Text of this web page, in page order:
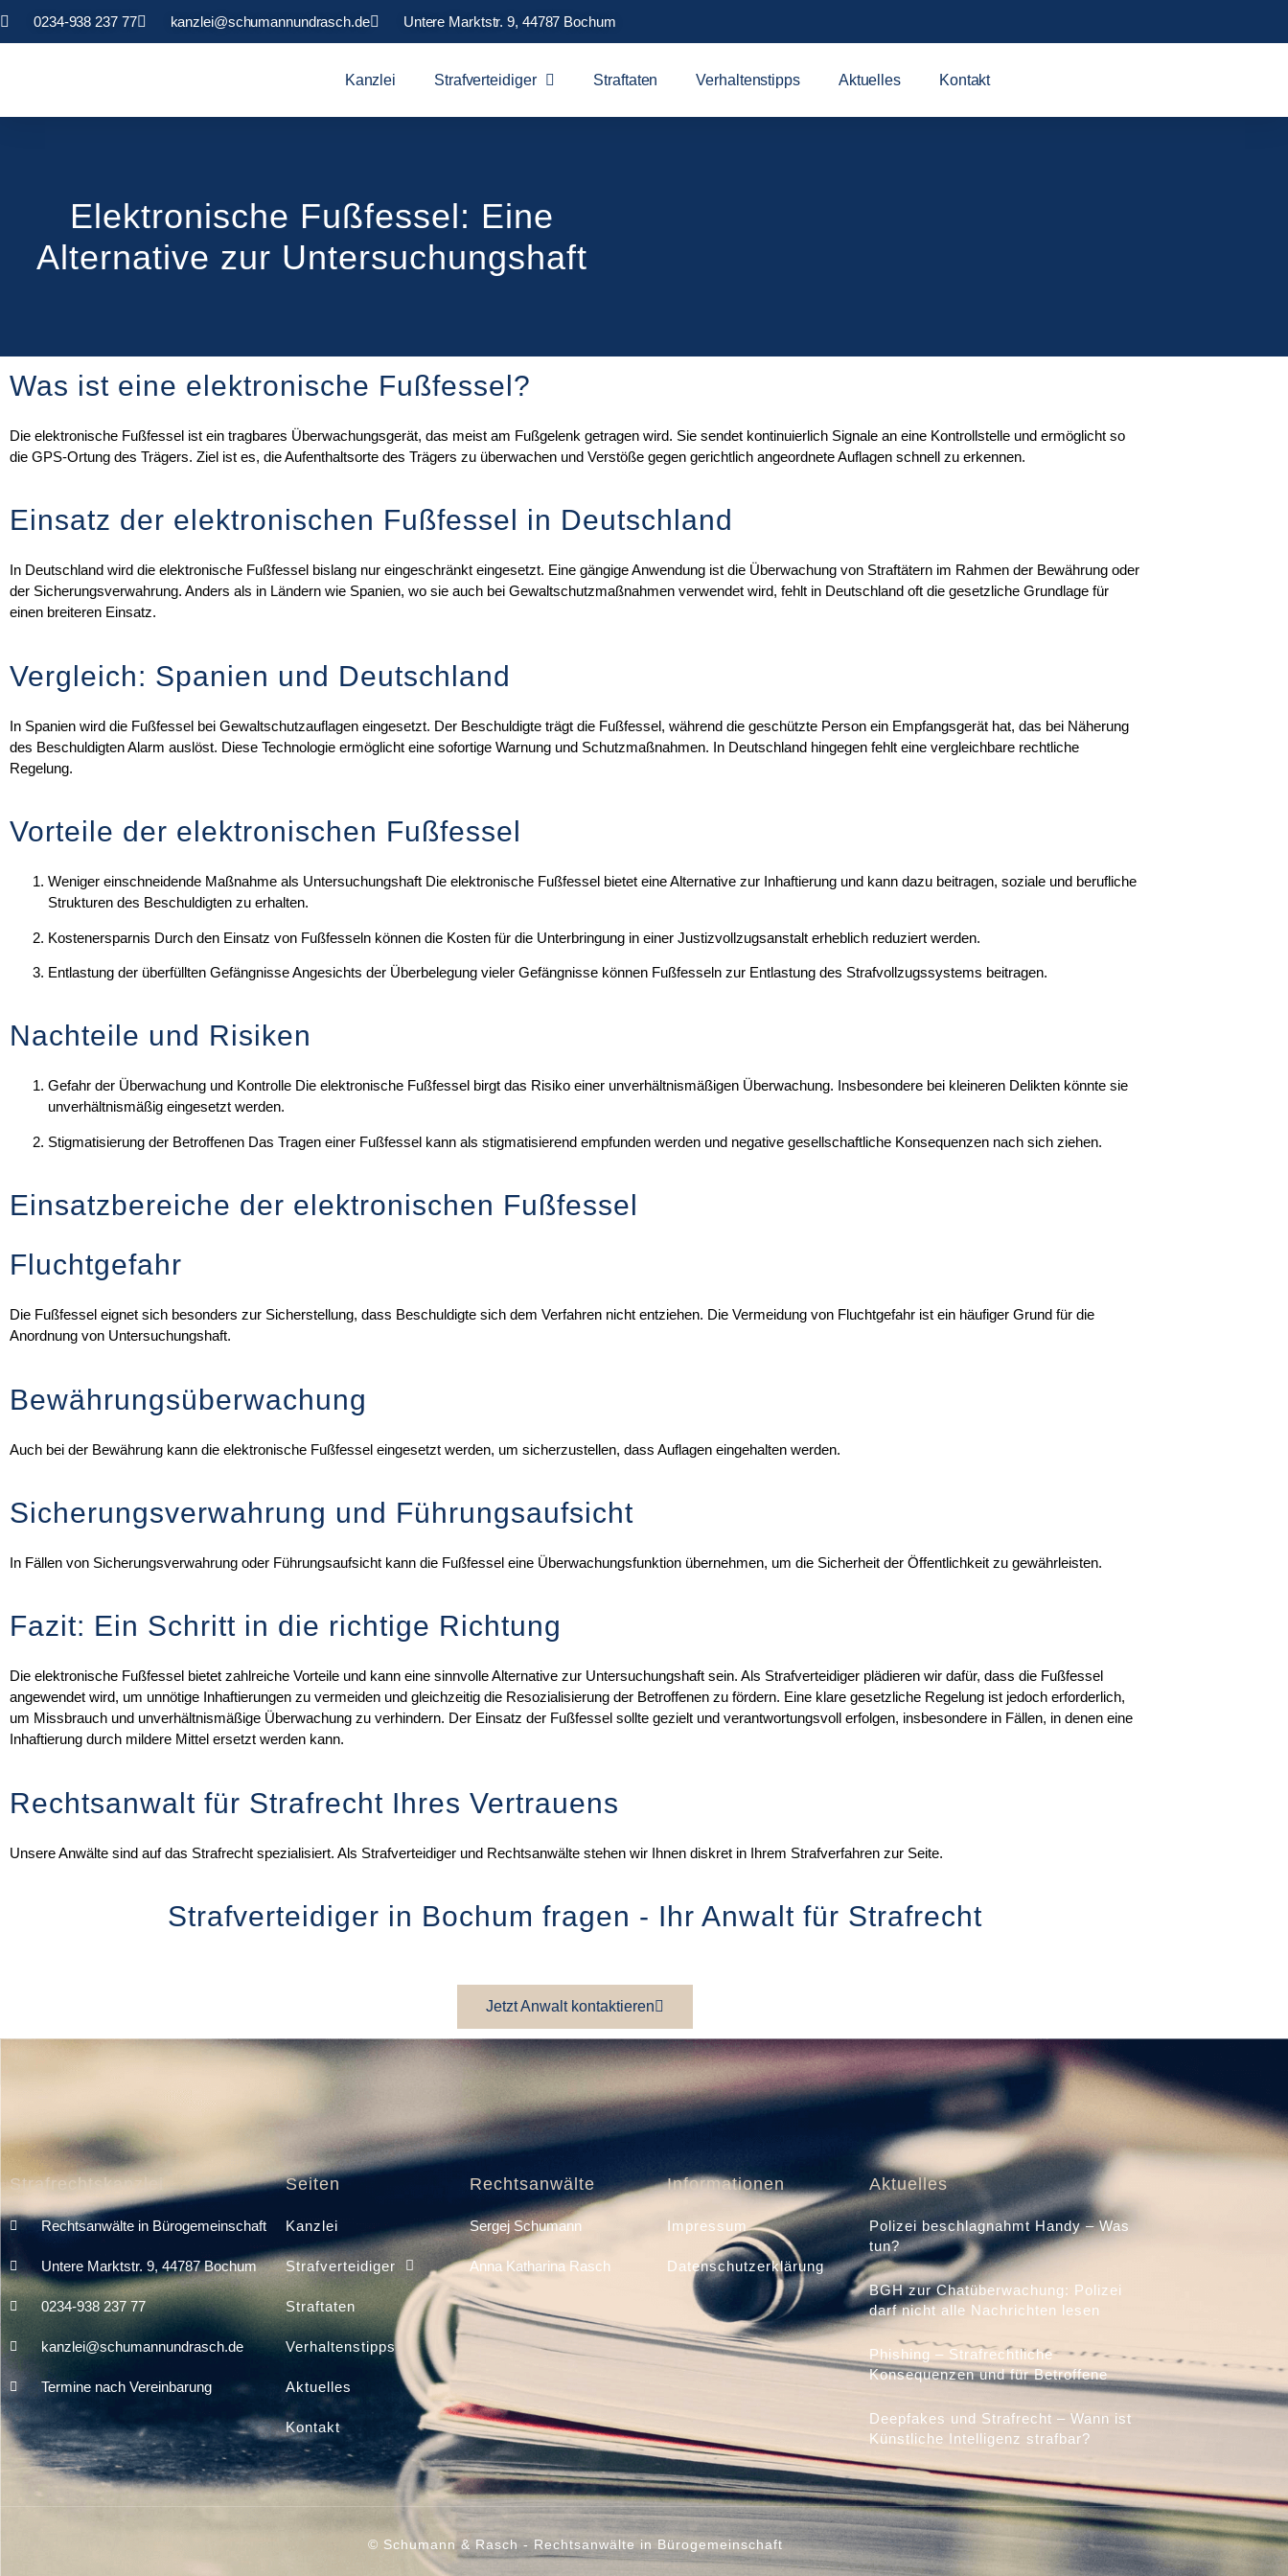
0234-938 237 77 kanzlei@schumannundrasch.de Untere Marktstr. 9, 44787 Bochum
Kanzlei Strafverteidiger Straftaten Verhaltenstipps Aktuelles Kontakt
Elektronische Fußfessel: Eine
Alternative zur Untersuchungshaft
Was ist eine elektronische Fußfessel?
Die elektronische Fußfessel ist ein tragbares Überwachungsgerät, das meist am Fußgelenk getragen wird. Sie sendet kontinuierlich Signale an eine Kontrollstelle und ermöglicht so
die GPS-Ortung des Trägers. Ziel ist es, die Aufenthaltsorte des Trägers zu überwachen und Verstöße gegen gerichtlich angeordnete Auflagen schnell zu erkennen.
Einsatz der elektronischen Fußfessel in Deutschland
In Deutschland wird die elektronische Fußfessel bislang nur eingeschränkt eingesetzt. Eine gängige Anwendung ist die Überwachung von Straftätern im Rahmen der Bewährung oder
der Sicherungsverwahrung. Anders als in Ländern wie Spanien, wo sie auch bei Gewaltschutzmaßnahmen verwendet wird, fehlt in Deutschland oft die gesetzliche Grundlage für
einen breiteren Einsatz.
Vergleich: Spanien und Deutschland
In Spanien wird die Fußfessel bei Gewaltschutzauflagen eingesetzt. Der Beschuldigte trägt die Fußfessel, während die geschützte Person ein Empfangsgerät hat, das bei Näherung
des Beschuldigten Alarm auslöst. Diese Technologie ermöglicht eine sofortige Warnung und Schutzmaßnahmen. In Deutschland hingegen fehlt eine vergleichbare rechtliche
Regelung.
Vorteile der elektronischen Fußfessel
Weniger einschneidende Maßnahme als Untersuchungshaft Die elektronische Fußfessel bietet eine Alternative zur Inhaftierung und kann dazu beitragen, soziale und berufliche
Strukturen des Beschuldigten zu erhalten.
Kostenersparnis Durch den Einsatz von Fußfesseln können die Kosten für die Unterbringung in einer Justizvollzugsanstalt erheblich reduziert werden.
Entlastung der überfüllten GefängnisseAngesichts der Überbelegung vieler Gefängnisse können Fußfesseln zur Entlastung des Strafvollzugssystems beitragen.
Nachteile und Risiken
Gefahr der Überwachung und Kontrolle Die elektronische Fußfessel birgt das Risiko einer unverhältnismäßigen Überwachung. Insbesondere bei kleineren Delikten könnte sie
unverhältnismäßig eingesetzt werden.
Stigmatisierung der Betroffenen Das Tragen einer Fußfessel kann als stigmatisierend empfunden werden und negative gesellschaftliche Konsequenzen nach sich ziehen.
Einsatzbereiche der elektronischen Fußfessel
Fluchtgefahr
Die Fußfessel eignet sich besonders zur Sicherstellung, dass Beschuldigte sich dem Verfahren nicht entziehen. Die Vermeidung von Fluchtgefahr ist ein häufiger Grund für die
Anordnung von Untersuchungshaft.
Bewährungsüberwachung
Auch bei der Bewährung kann die elektronische Fußfessel eingesetzt werden, um sicherzustellen, dass Auflagen eingehalten werden.
Sicherungsverwahrung und Führungsaufsicht
In Fällen von Sicherungsverwahrung oder Führungsaufsicht kann die Fußfessel eine Überwachungsfunktion übernehmen, um die Sicherheit der Öffentlichkeit zu gewährleisten.
Fazit: Ein Schritt in die richtige Richtung
Die elektronische Fußfessel bietet zahlreiche Vorteile und kann eine sinnvolle Alternative zur Untersuchungshaft sein. Als Strafverteidiger plädieren wir dafür, dass die Fußfessel
angewendet wird, um unnötige Inhaftierungen zu vermeiden und gleichzeitig die Resozialisierung der Betroffenen zu fördern. Eine klare gesetzliche Regelung ist jedoch erforderlich,
um Missbrauch und unverhältnismäßige Überwachung zu verhindern. Der Einsatz der Fußfessel sollte gezielt und verantwortungsvoll erfolgen, insbesondere in Fällen, in denen eine
Inhaftierung durch mildere Mittel ersetzt werden kann.
Rechtsanwalt für Strafrecht Ihres Vertrauens ​
Unsere Anwälte sind auf das Strafrecht spezialisiert. Als Strafverteidiger und Rechtsanwälte stehen wir Ihnen diskret in Ihrem Strafverfahren zur Seite.
Strafverteidiger in Bochum fragen - Ihr Anwalt für Strafrecht
Jetzt Anwalt kontaktieren
Strafrechtskanzlei
Rechtsanwälte in Bürogemeinschaft
Untere Marktstr. 9, 44787 Bochum
0234-938 237 77
kanzlei@schumannundrasch.de
Termine nach Vereinbarung
Seiten
Kanzlei
Strafverteidiger
Straftaten
Verhaltenstipps
Aktuelles
Kontakt
Rechtsanwälte
Sergej Schumann
Anna Katharina Rasch
Informationen
Impressum
Datenschutzerklärung
Aktuelles
Polizei beschlagnahmt Handy – Was
tun?
BGH zur Chatüberwachung: Polizei
darf nicht alle Nachrichten lesen
Phishing – Strafrechtliche
Konsequenzen und für Betroffene
Deepfakes und Strafrecht – Wann ist
Künstliche Intelligenz strafbar?
© Schumann & Rasch - Rechtsanwälte in Bürogemeinschaft